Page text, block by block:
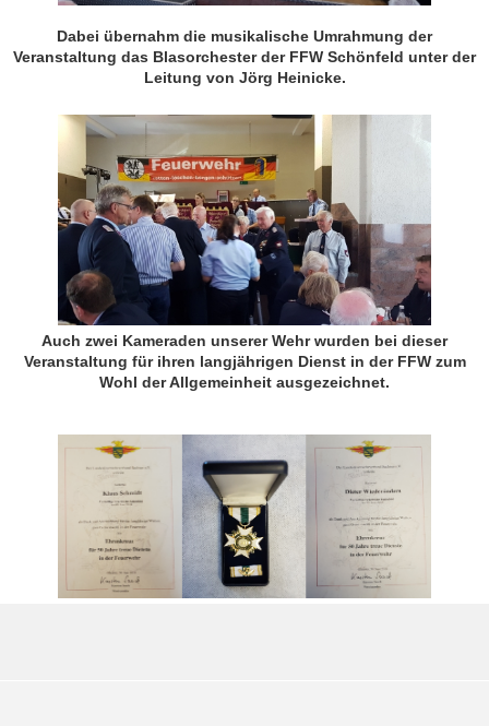
Dabei übernahm die musikalische Umrahmung der
Veranstaltung das Blasorchester der FFW Schönfeld unter der
Leitung von Jörg Heinicke.
Auch zwei Kameraden unserer Wehr wurden bei dieser
Veranstaltung für ihren langjährigen Dienst in der FFW zum
Wohl der Allgemeinheit ausgezeichnet.